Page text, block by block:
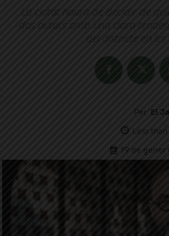
La ciutat haurà de decidir de
dos autors amb una clara
del districte en les
Per El
Less than
19 de gener